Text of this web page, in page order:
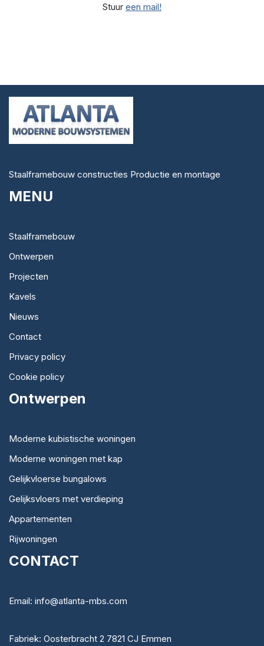
Stuur een mail!
Staalframebouw constructies Productie en montage
MENU
Staalframebouw
Ontwerpen
Projecten
Kavels
Nieuws
Contact
Privacy policy
Cookie policy
Ontwerpen
Moderne kubistische woningen
Moderne woningen met kap
Gelijkvloerse bungalows
Gelijksvloers met verdieping
Appartementen
Rijwoningen
CONTACT
Email: info@atlanta-mbs.com
Fabriek: Oosterbracht 2 7821 CJ Emmen